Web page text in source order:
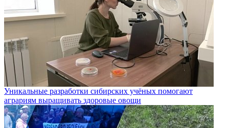
Уникальные разработки сибирских учёных помогают
аграриям выращивать здоровые овощи